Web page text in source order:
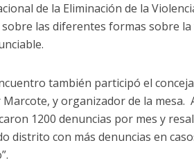
de la Eliminación de la
las diferentes formas sobre
también participó el
y organizador de la mesa.
1200 denuncias por mes y
distrito con más denuncias en